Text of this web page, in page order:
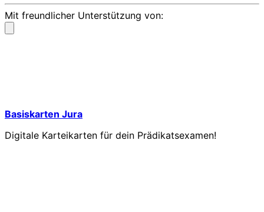
Mit freundlicher Unterstützung von:
Basiskarten Jura
Digitale Karteikarten für dein Prädikatsexamen!